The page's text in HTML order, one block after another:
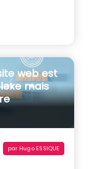
web est
mais
par Hugo ESSIQUE